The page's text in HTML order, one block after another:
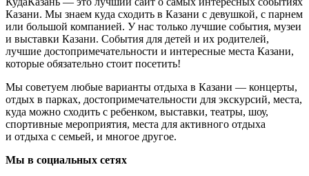
Казани. Мы знаем куда сходить в Казани с девушкой, с парнем
или большой компанией. У нас только лучшие события, музеи
и выставки Казани. События для детей и их родителей,
лучшие достопримечательности и интересные места Казани,
которые обязательно стоит посетить!
Мы советуем любые варианты отдыха в Казани — концерты,
отдых в парках, достопримечательности для экскурсий, места,
куда можно сходить с ребенком, выставки, театры, шоу,
спортивные мероприятия, места для активного отдыха
и отдыха с семьей, и многое другое.
Мы в социальных сетях